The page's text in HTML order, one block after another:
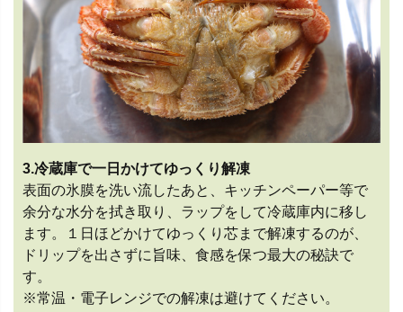
3.冷蔵庫で一日かけてゆっくり解凍
表面の氷膜を洗い流したあと、キッチンペーパー等で
余分な水分を拭き取り、ラップをして冷蔵庫内に移し
ます。１日ほどかけてゆっくり芯まで解凍するのが、
ドリップを出さずに旨味、食感を保つ最大の秘訣で
す。
※常温・電子レンジでの解凍は避けてください。